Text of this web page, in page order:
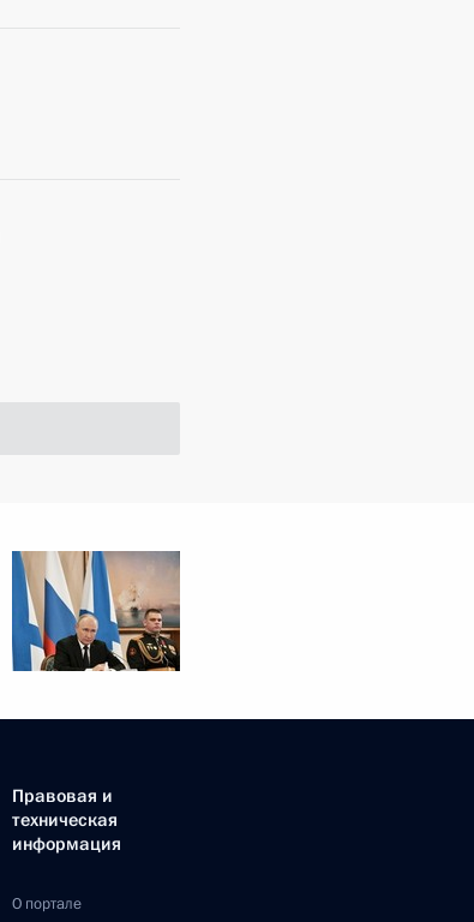
Правовая и
техническая
информация
О портале